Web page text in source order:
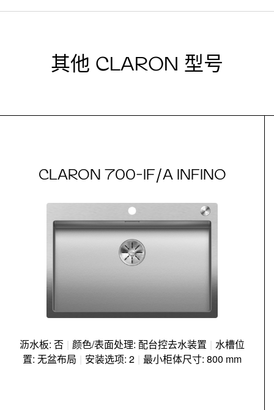
其他 CLARON 型号
CLARON 700-IF/A INFINO
沥水板: 否 | 颜色/表面处理: 配台控去水装置 | 水槽位
置: 无盆布局 | 安装选项: 2 | 最小柜体尺寸: 800 mm